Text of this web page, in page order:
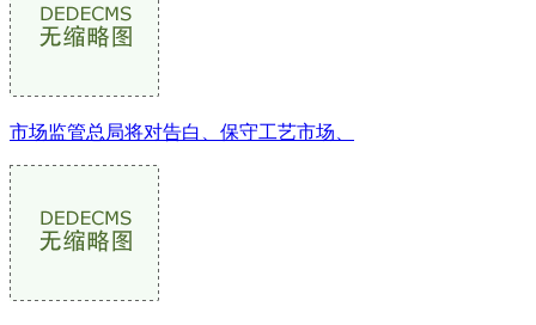
市场监管总局将对告白、保守工艺市场、